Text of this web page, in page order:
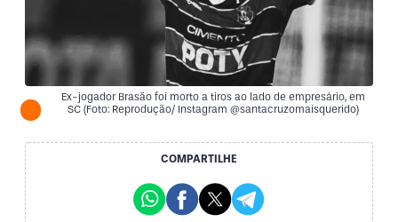
Ex-jogador Brasão foi morto a tiros ao lado de empresário, em
SC (Foto: Reprodução/ Instagram @santacruzomaisquerido)
COMPARTILHE